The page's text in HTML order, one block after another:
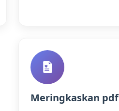
Meringkaskan pdf